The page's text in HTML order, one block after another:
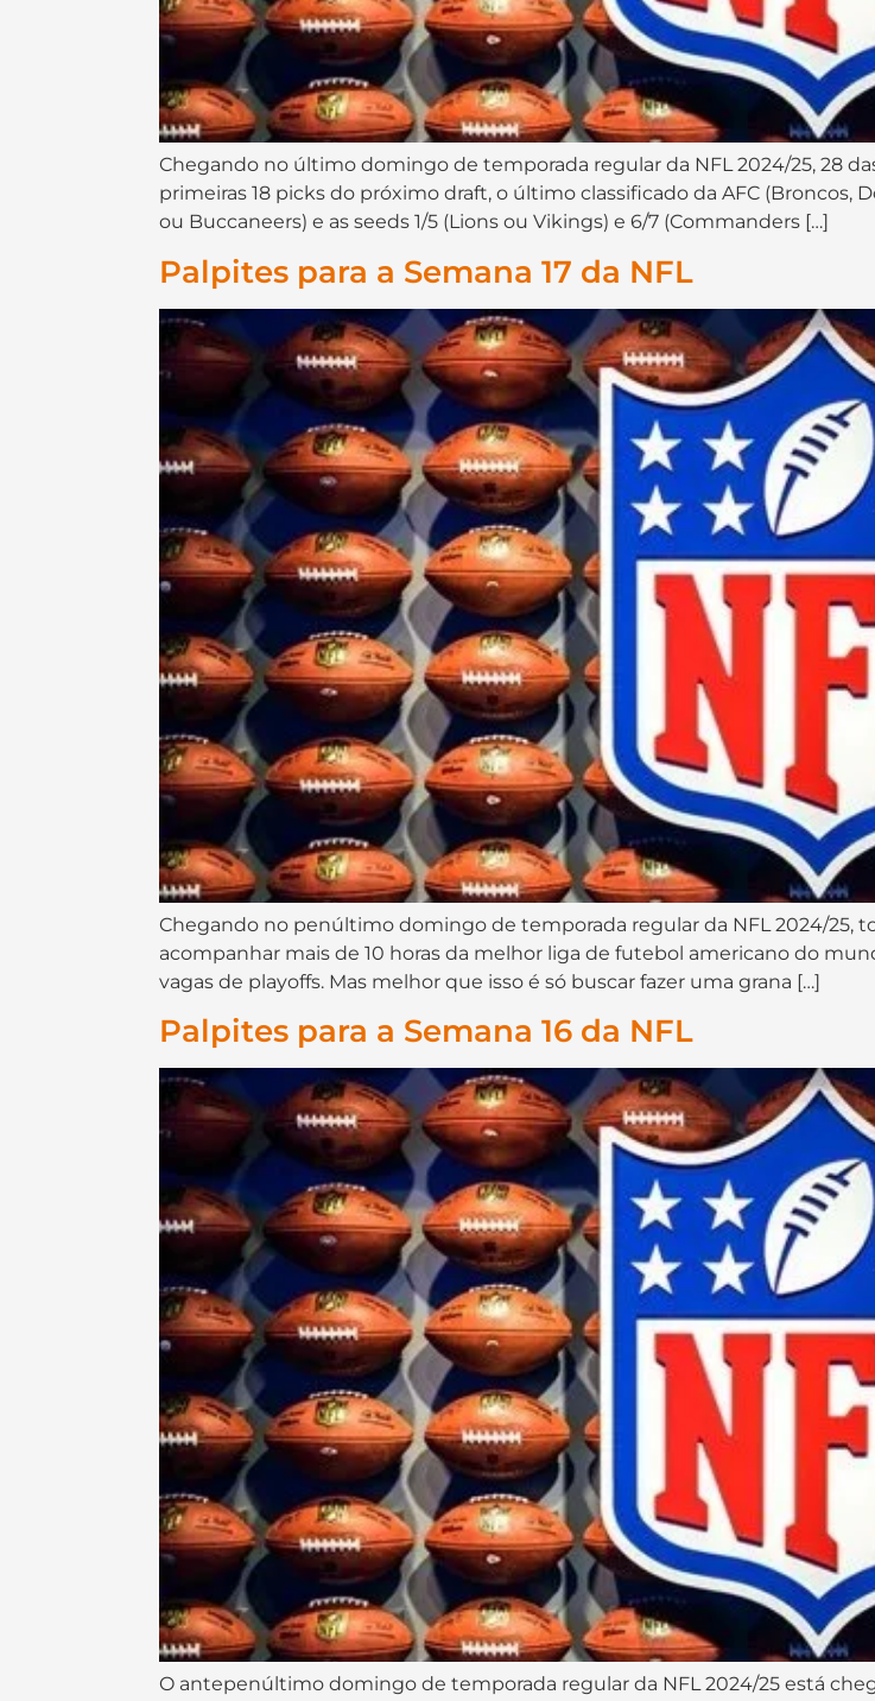
Chegando no último domingo de temporada regular da NFL 2024/25, 28
primeiras 18 picks do próximo draft, o último classificado da AFC (Broncos,
ou Buccaneers) e as seeds 1/5 (Lions ou Vikings) e 6/7 (Commanders […]
Palpites para a Semana 17 da NFL
Chegando no penúltimo domingo de temporada regular da NFL 2024/25,
acompanhar mais de 10 horas da melhor liga de futebol americano do
vagas de playoffs. Mas melhor que isso é só buscar fazer uma grana […]
Palpites para a Semana 16 da NFL
O antepenúltimo domingo de temporada regular da NFL 2024/25 está